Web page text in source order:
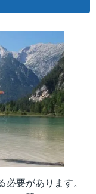
要があります。